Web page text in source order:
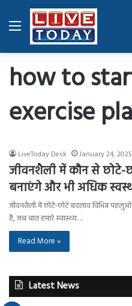
Menu
how to
exercise
LiveToday Desk January 24, 2025
जीवनशैली में कौन से
बनाएंगे और भी अधिक
जीवनशैली में छोटे-छोटे बदलाव विभिन्न
है, जब बात हमारे स्वास्थ्य…
Read More »
Latest News